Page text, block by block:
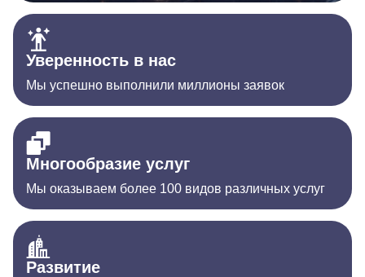
Уверенность в нас
Мы успешно выполнили миллионы заявок
Многообразие услуг
Мы оказываем более 100 видов различных услуг
Развитие